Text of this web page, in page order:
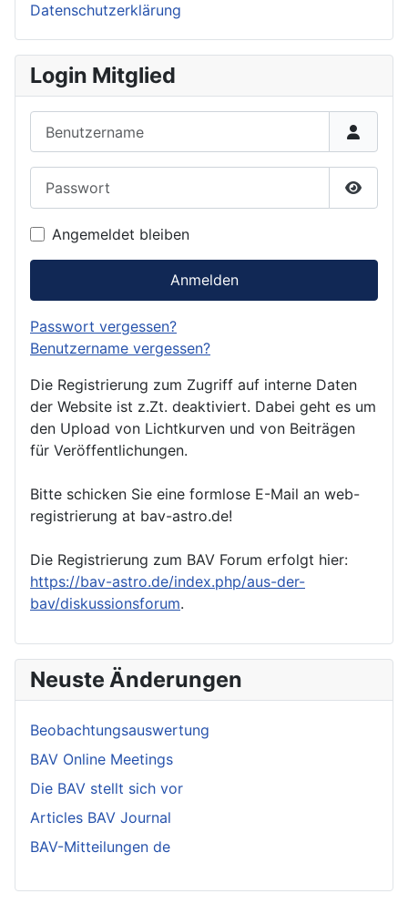
Datenschutzerklärung
Login Mitglied
Angemeldet bleiben
Anmelden
Passwort vergessen?
Benutzername vergessen?
Die Registrierung zum Zugriff auf interne Daten
der Website ist z.Zt. deaktiviert. Dabei geht es um
den Upload von Lichtkurven und von Beiträgen
für Veröffentlichungen.
Bitte schicken Sie eine formlose E-Mail an web-
registrierung at bav-astro.de!
Die Registrierung zum BAV Forum erfolgt hier:
https://bav-astro.de/index.php/aus-der-
bav/diskussionsforum.
Neuste Änderungen
Beobachtungsauswertung
BAV Online Meetings
Die BAV stellt sich vor
Articles BAV Journal
BAV-Mitteilungen de